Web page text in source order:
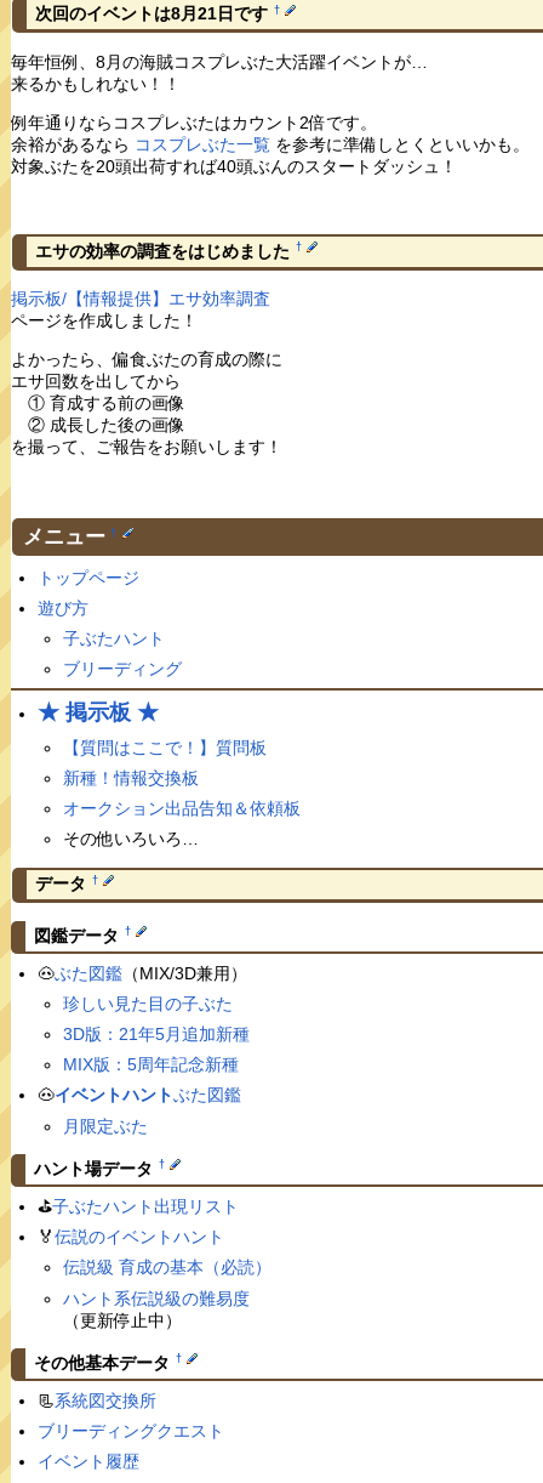
次回のイベントは8月21日です †
毎年恒例、8月の海賊コスプレぶた大活躍イベントが…
来るかもしれない！！
例年通りならコスプレぶたはカウント2倍です。
余裕があるなら コスプレぶた一覧を参考に準備しとくといいかも。
対象ぶたを20頭出荷すれば40頭ぶんのスタートダッシュ！
エサの効率の調査をはじめました †
掲示板/【情報提供】エサ効率調査
ページを作成しました！
よかったら、偏食ぶたの育成の際に
エサ回数を出してから
① 育成する前の画像
② 成長した後の画像
を撮って、ご報告をお願いします！
メニュー †
トップページ
遊び方
子ぶたハント
ブリーディング
★ 掲示板 ★
【質問はここで！】質問板
新種！情報交換板
オークション出品告知＆依頼板
その他いろいろ…
データ †
図鑑データ †
🐽ぶた図鑑（MIX/3D兼用）
珍しい見た目の子ぶた
3D版：21年5月追加新種
MIX版：5周年記念新種
🐽イベントハントぶた図鑑
月限定ぶた
ハント場データ †
⛳️子ぶたハント出現リスト
🏅伝説のイベントハント
伝説級 育成の基本（必読）
ハント系伝説級の難易度
（更新停止中）
その他基本データ †
📃系統図交換所
ブリーディングクエスト
イベント履歴